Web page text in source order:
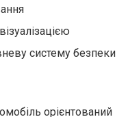
систему безпеки
орієнтований